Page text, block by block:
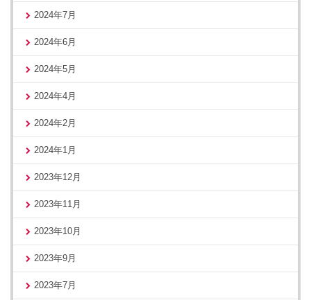
2024年7月
2024年6月
2024年5月
2024年4月
2024年2月
2024年1月
2023年12月
2023年11月
2023年10月
2023年9月
2023年7月